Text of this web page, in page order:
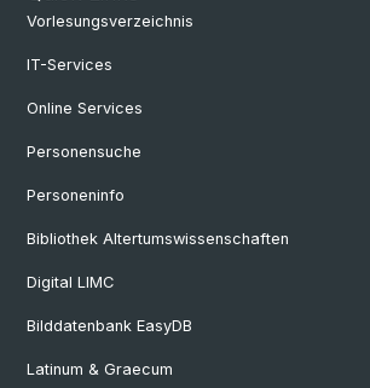
Vorlesungsverzeichnis
IT-Services
Online Services
Personensuche
Personeninfo
Bibliothek Altertumswissenschaften
Digital LIMC
Bilddatenbank EasyDB
Latinum & Graecum